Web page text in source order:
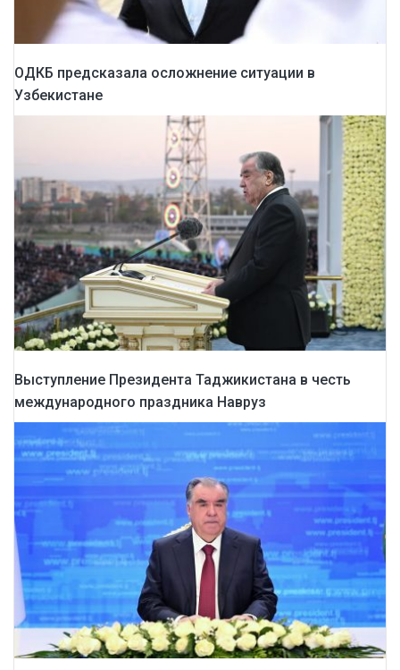
ОДКБ предсказала осложнение ситуации в
Узбекистане
Выступление Президента Таджикистана в честь
международного праздника Навруз